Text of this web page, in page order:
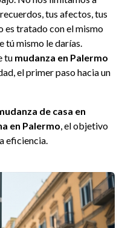
tus afectos, tus
es tratado con el mismo
tú mismo le darías.
tu mudanza en Palermo
el primer paso hacia un
de casa en
en Palermo, el objetivo
eficiencia.